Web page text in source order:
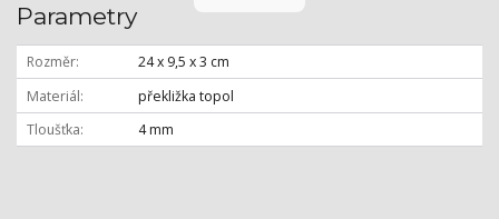
Parametry
Rozměr
24 x 9,5 x 3 cm
Materiál
překližka topol
Tloušťka
4 mm